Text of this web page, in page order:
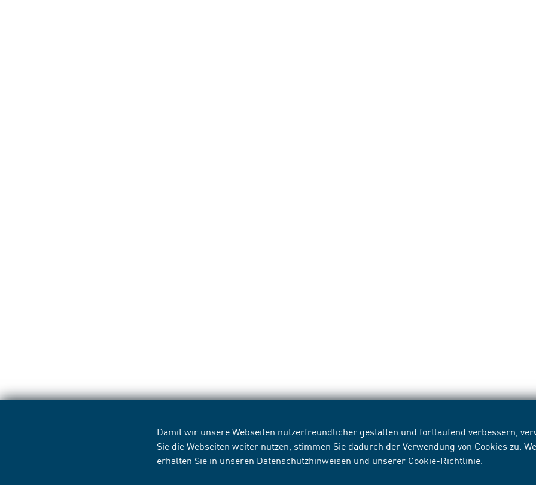
Damit wir unsere Webseiten nutzerfreundlicher gestalten und fortlaufend verbessern,
Sie die Webseiten weiter nutzen, stimmen Sie dadurch der Verwendung von Cookies zu.
erhalten Sie in unseren Datenschutzhinweisen und unserer Cookie-Richtlinie